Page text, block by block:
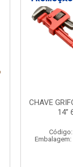
Embalagem: